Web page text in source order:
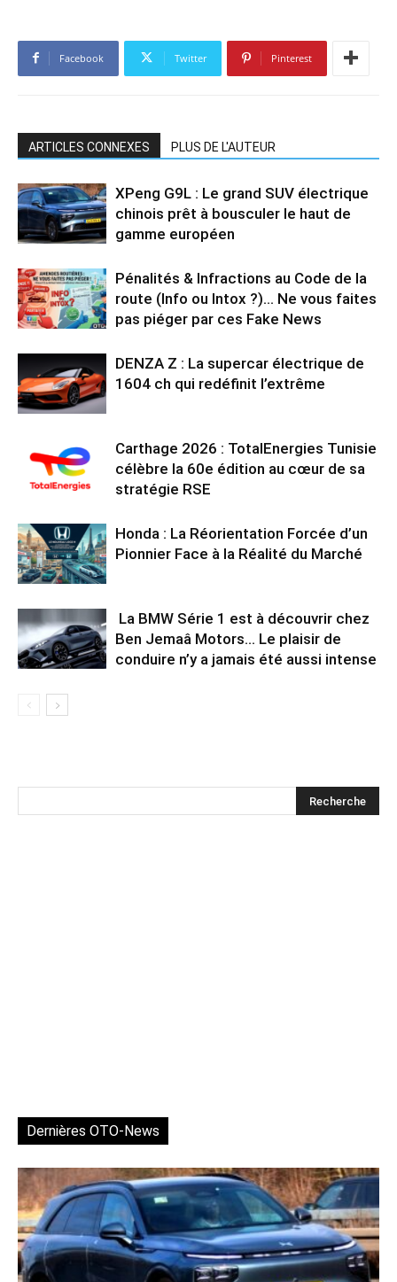
Facebook Twitter Pinterest
ARTICLES CONNEXES PLUS DE L'AUTEUR
XPeng G9L : Le grand SUV électrique
chinois prêt à bousculer le haut de
gamme européen
Pénalités & Infractions au Code de la
route (Info ou Intox ?)… Ne vous faites
pas piéger par ces Fake News
DENZA Z : La supercar électrique de
1604 ch qui redéfinit l’extrême
Carthage 2026 : TotalEnergies Tunisie
célèbre la 60e édition au cœur de sa
stratégie RSE
Honda : La Réorientation Forcée d’un
Pionnier Face à la Réalité du Marché
La BMW Série 1 est à découvrir chez
Ben Jemaâ Motors… Le plaisir de
conduire n’y a jamais été aussi intense
Dernières OTO-News